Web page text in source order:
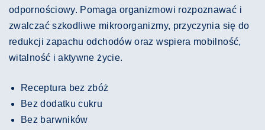
odpornościowy. Pomaga organizmowi rozpoznawać i
zwalczać szkodliwe mikroorganizmy, przyczynia się do
redukcji zapachu odchodów oraz wspiera mobilność,
witalność i aktywne życie.
Receptura bez zbóż
Bez dodatku cukru
Bez barwników